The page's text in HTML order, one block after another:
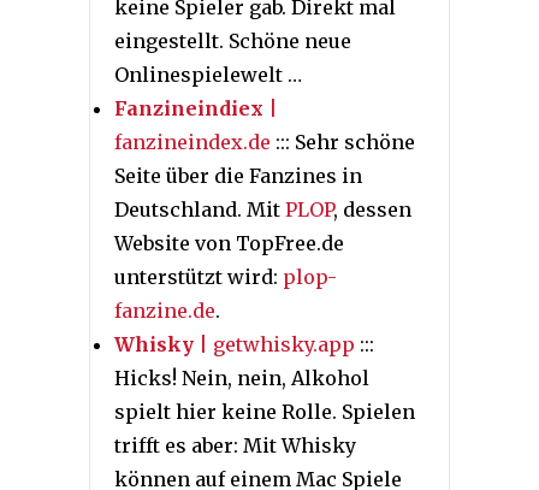
keine Spieler gab. Direkt mal
eingestellt. Schöne neue
Onlinespielewelt …
Fanzineindiex
fanzineindex.de ::: Sehr schöne
Seite über die Fanzines in
Deutschland. Mit PLOP, dessen
Website von TopFree.de
unterstützt wird: plop-
fanzine.de.
Whisky | getwhisky.app :::
Hicks! Nein, nein, Alkohol
spielt hier keine Rolle. Spielen
trifft es aber: Mit Whisky
können auf einem Mac Spiele